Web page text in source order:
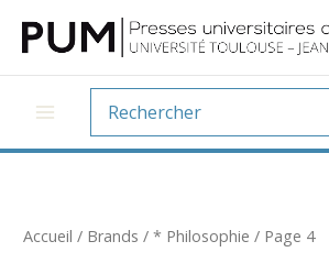
contenu
Accueil / Brands / * Philosophie / Page 4